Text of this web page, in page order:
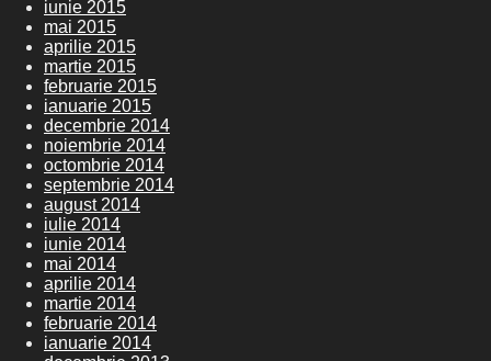
iunie 2015
mai 2015
aprilie 2015
martie 2015
februarie 2015
ianuarie 2015
decembrie 2014
noiembrie 2014
octombrie 2014
septembrie 2014
august 2014
iulie 2014
iunie 2014
mai 2014
aprilie 2014
martie 2014
februarie 2014
ianuarie 2014